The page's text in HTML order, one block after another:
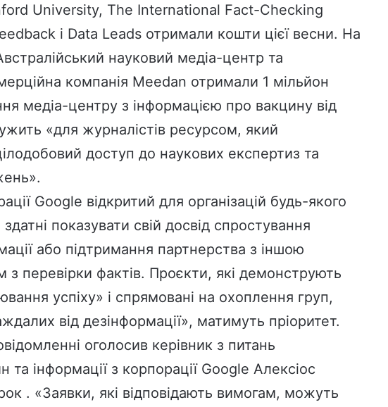
University, The International Fact-Checking
і Data Leads отримали кошти цієї весни. На
науковий медіа-центр та
компанія Meedan отримали 1 мільйон
медіа-центру з інформацією про вакцину від
«для журналістів ресурсом, який
доступ до наукових експертиз та
Google відкритий для організацій будь-якого
показувати свій досвід спростування
або підтримання партнерства з іншою
з перевірки фактів. Проєкти, які демонструють
успіху» і спрямовані на охоплення груп,
від дезінформації», матимуть пріоритет.
оголосив керівник з питань
та інформації з корпорації Google Алексіос
. «Заявки, які відповідають вимогам, можуть